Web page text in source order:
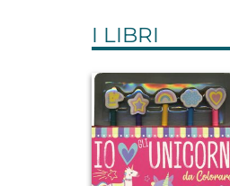
I LIBRI